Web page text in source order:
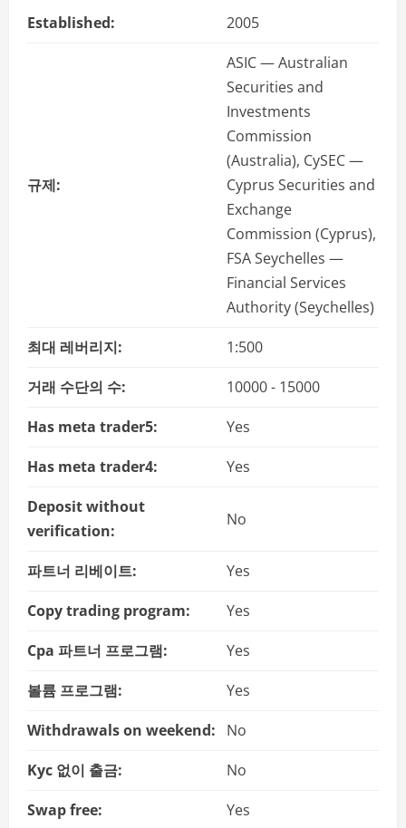
Established: 2005
규제:
ASIC — Australian
Securities and
Investments
Commission
(Australia), CySEC —
Cyprus Securities and
Exchange
Commission (Cyprus),
FSA Seychelles —
Financial Services
Authority (Seychelles)
최대 레버리지:
1:500
거래 수단의 수:
10000 - 15000
Has meta trader5:
Yes
Has meta trader4:
Yes
Deposit without
verification:
No
파트너 리베이트:
Yes
Copy trading program:
Yes
Cpa 파트너 프로그램:
Yes
볼륨 프로그램:
Yes
Withdrawals on weekend:
No
Kyc 없이 출금:
No
Swap free:
Yes